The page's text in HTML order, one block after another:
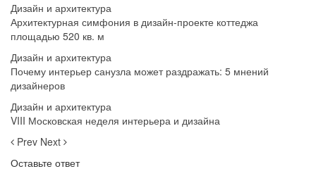
Дизайн и архитектура
Архитектурная симфония в дизайн-проекте коттеджа
площадью 520 кв. м
Дизайн и архитектура
Почему интерьер санузла может раздражать: 5 мнений
дизайнеров
Дизайн и архитектура
VIII Московская неделя интерьера и дизайна
Prev Next
Оставьте ответ